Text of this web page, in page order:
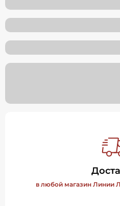
в любой магазин Линии